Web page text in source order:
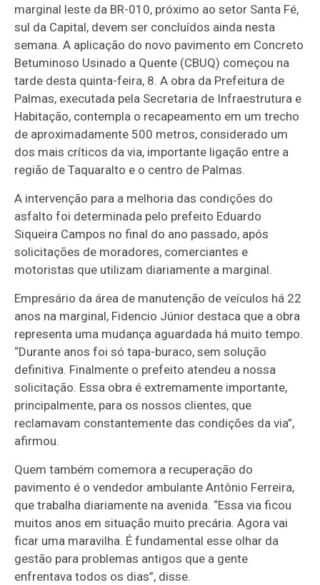
marginal leste da BR-010, próximo ao setor Santa Fé,
sul da Capital, devem ser concluídos ainda nesta
semana. A aplicação do novo pavimento em Concreto
Betuminoso Usinado a Quente (CBUQ) começou na
tarde desta quinta-feira, 8. A obra da Prefeitura de
Palmas, executada pela Secretaria de Infraestrutura e
Habitação, contempla o recapeamento em um trecho
de aproximadamente 500 metros, considerado um
dos mais críticos da via, importante ligação entre a
região de Taquaralto e o centro de Palmas.
A intervenção para a melhoria das condições do
asfalto foi determinada pelo prefeito Eduardo
Siqueira Campos no final do ano passado, após
solicitações de moradores, comerciantes e
motoristas que utilizam diariamente a marginal.
Empresário da área de manutenção de veículos há 22
anos na marginal, Fidencio Júnior destaca que a obra
representa uma mudança aguardada há muito tempo.
“Durante anos foi só tapa-buraco, sem solução
definitiva. Finalmente o prefeito atendeu a nossa
solicitação. Essa obra é extremamente importante,
principalmente, para os nossos clientes, que
reclamavam constantemente das condições da via”,
afirmou.
Quem também comemora a recuperação do
pavimento é o vendedor ambulante Antônio Ferreira,
que trabalha diariamente na avenida. “Essa via ficou
muitos anos em situação muito precária. Agora vai
ficar uma maravilha. É fundamental esse olhar da
gestão para problemas antigos que a gente
enfrentava todos os dias”, disse.